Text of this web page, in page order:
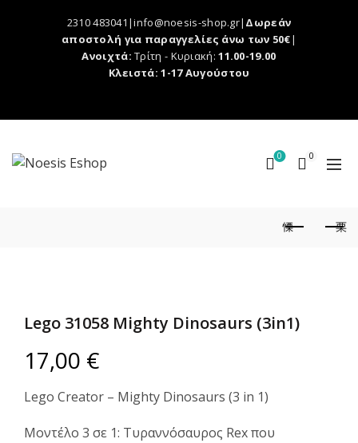
2310 483041|info@noesis-shop.gr| Δωρεάν
αποστολή για παραγγελίες άνω των 50€|
Ανοιχτά:Τρίτη - Κυριακή: 11.00-19.00
Κλειστά: 1-17 Αυγούστου
0 0
Lego 31058 Mighty Dinosaurs (3in1)
17,00 €
Lego Creator – Mighty Dinosaurs (3 in 1)
Μοντέλο 3 σε 1: Τυραννόσαυρος Rex που